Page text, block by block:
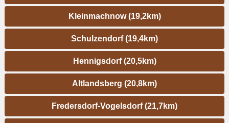
Kleinmachnow (19,2km)
Schulzendorf (19,4km)
Hennigsdorf (20,5km)
Altlandsberg (20,8km)
Fredersdorf-Vogelsdorf (21,7km)